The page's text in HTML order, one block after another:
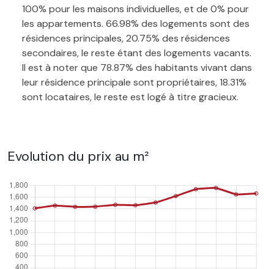
100% pour les maisons individuelles, et de 0% pour
les appartements. 66.98% des logements sont des
résidences principales, 20.75% des résidences
secondaires, le reste étant des logements vacants.
Il est à noter que 78.87% des habitants vivant dans
leur résidence principale sont propriétaires, 18.31%
sont locataires, le reste est logé à titre gracieux.
Evolution du prix au m²